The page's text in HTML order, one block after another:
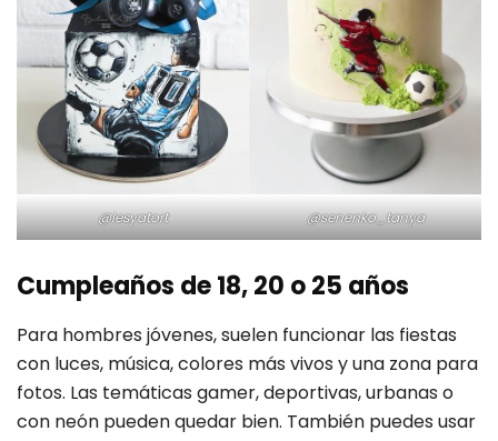
@lesyatort @senenko_tanya
Cumpleaños de 18, 20 o 25 años
Para hombres jóvenes, suelen funcionar las fiestas
con luces, música, colores más vivos y una zona para
fotos. Las temáticas gamer, deportivas, urbanas o
con neón pueden quedar bien. También puedes usar